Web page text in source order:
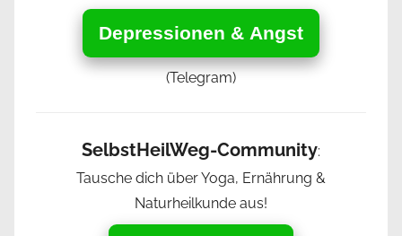
Depressionen & Angst
(Telegram)
SelbstHeilWeg-Community:
Tausche dich über Yoga, Ernährung &
Naturheilkunde aus!